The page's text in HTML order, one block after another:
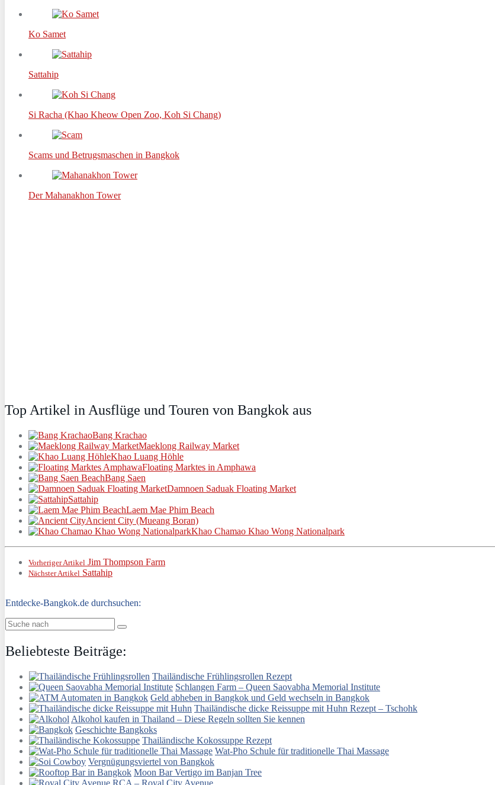
Ko Samet
Sattahip
Si Racha (Khao Kheow Open Zoo, Koh Si Chang)
Scams und Betrugsmaschen in Bangkok
Der Mahanakhon Tower
Top Artikel in Ausflüge und Touren von Bangkok aus
Bang Krachao
Maeklong Railway Market
Khao Luang Höhle
Floating Marktes in Amphawa
Bang Saen
Damnoen Saduak Floating Market
Sattahip
Laem Mae Phim Beach
Ancient City (Mueang Boran)
Khao Chamao Khao Wong Nationalpark
Vorheriger Artikel Jim Thompson Farm
Nächster Artikel Sattahip
Entdecke-Bangkok.de durchsuchen:
Beliebteste Beiträge:
Thailändische Frühlingsrollen Rezept
Schlangen Farm – Queen Saovabha Memorial Institute
Geld abheben in Bangkok und Geld wechseln in Bangkok
Thailändische dicke Reissuppe mit Huhn Rezept – Tschohk
Alkohol kaufen in Thailand – Diese Regeln sollten Sie kennen
Geschichte Bangkoks
Thailändische Kokossuppe Rezept
Wat-Pho Schule für traditionelle Thai Massage
Vergnügungsviertel von Bangkok
Moon Bar Vertigo im Banjan Tree
RCA – Royal City Avenue